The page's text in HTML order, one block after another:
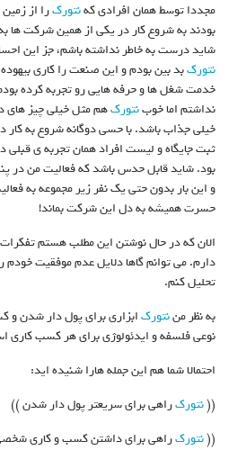
مجددا توسط همان افرادی کهنتورکرا از
بودند به شروع کار در یکی از همین شرکت ها
شاید درست به خاطر نداشته باشم، جز این
نتورکبد بین بودم و این صنعت را کاری
خدمت شغل ها و حرفه هایی رو تجربه کرده
نداشتم اما خوبنتورکهم مثل خیلی چیز های
خیلی جذاب باشد. با حسی دوگانه شروع به کار
ثبت جایگاه و لیست افراد همان تجربه ی
بود. شاید قابل حدس باشد که فعالیت من در
و این بار بدون حتی یک نفر زیر مجموعه به
حسرت همیشه به دل این شرکت بماند!
الان که در حال نوشتن این مطلب هستم
دارم. می توانم گاها دلایل عدم موفقیت
تحلیل کنم.
به نظر مننتورکابزاری برای پول دار شدن و
نوعی فلسفه و ایدئولوژی برای هر کسب کاری
احتمالا شما هم این جمله هارا شنیده اید:
((نتورکراهی برای سریعتر پول دار شدن ))
((نتورکراهی برای داشتن کسب و کاری